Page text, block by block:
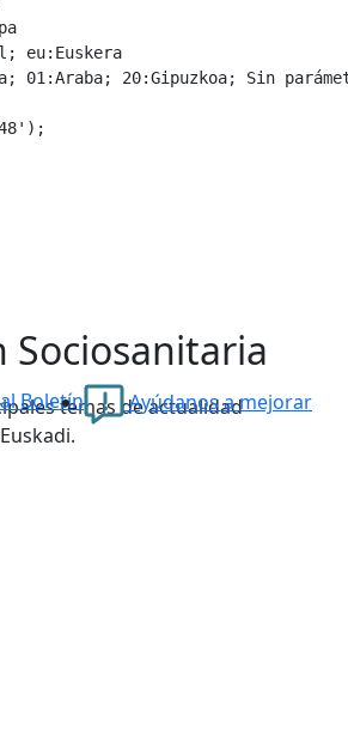
Boletín Ayúdanos a mejorar
Sociosanitaria
temas de actualidad